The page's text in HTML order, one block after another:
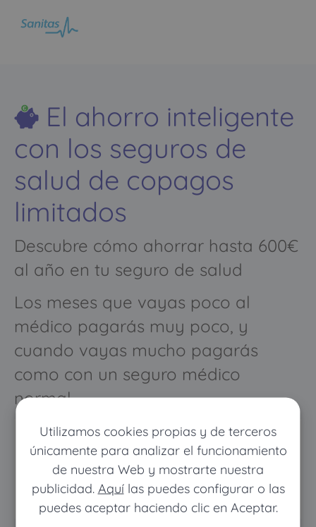
Utilizamos cookies propias y de terceros
únicamente para analizar el funcionamiento
de nuestra Web y mostrarte nuestra
publicidad. Aquílas puedes configurar o las
puedes aceptar haciendo clic en Aceptar.
El ahorro inteligente
con los seguros de
salud de copagos
limitados
Descubre cómo ahorrar hasta 600€
al año en tu seguro de salud
Los meses que vayas poco al
médico pagarás muy poco, y
cuando vayas mucho pagarás
como con un seguro médico
normal